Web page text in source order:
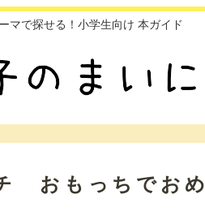
マで探せる！小学生向け 本ガイド
おもっちでおめ